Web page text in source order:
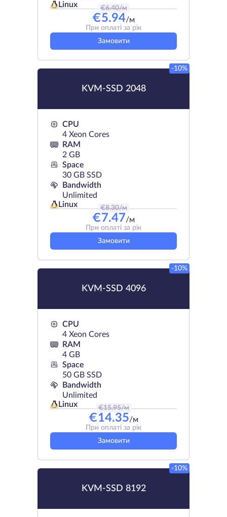
Linux
€6.40/м
€5.94/м
При оплаті за рік
Замовити
KVM-SSD 2048
-10%
CPU
4 Xeon Cores
RAM
2 GB
Space
30 GB SSD
Bandwidth
Unlimited
Linux
€8.30/м
€7.47/м
При оплаті за рік
Замовити
KVM-SSD 4096
-10%
CPU
4 Xeon Cores
RAM
4 GB
Space
50 GB SSD
Bandwidth
Unlimited
Linux
€15.95/м
€14.35/м
При оплаті за рік
Замовити
KVM-SSD 8192
-10%